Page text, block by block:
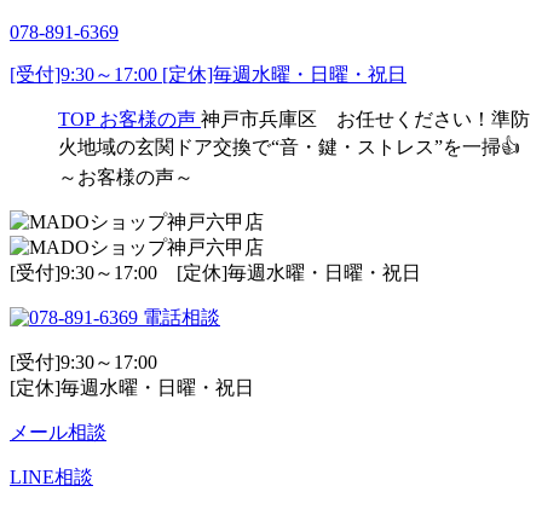
078-891-6369
[受付]9:30～17:00 [定休]毎週水曜・日曜・祝日
TOP お客様の声 神戸市兵庫区 お任せください！準防
火地域の玄関ドア交換で“音・鍵・ストレス”を一掃👍
～お客様の声～
[受付]9:30～17:00 [定休]毎週水曜・日曜・祝日
電話相談
[受付]9:30～17:00
[定休]毎週水曜・日曜・祝日
メール相談
LINE相談